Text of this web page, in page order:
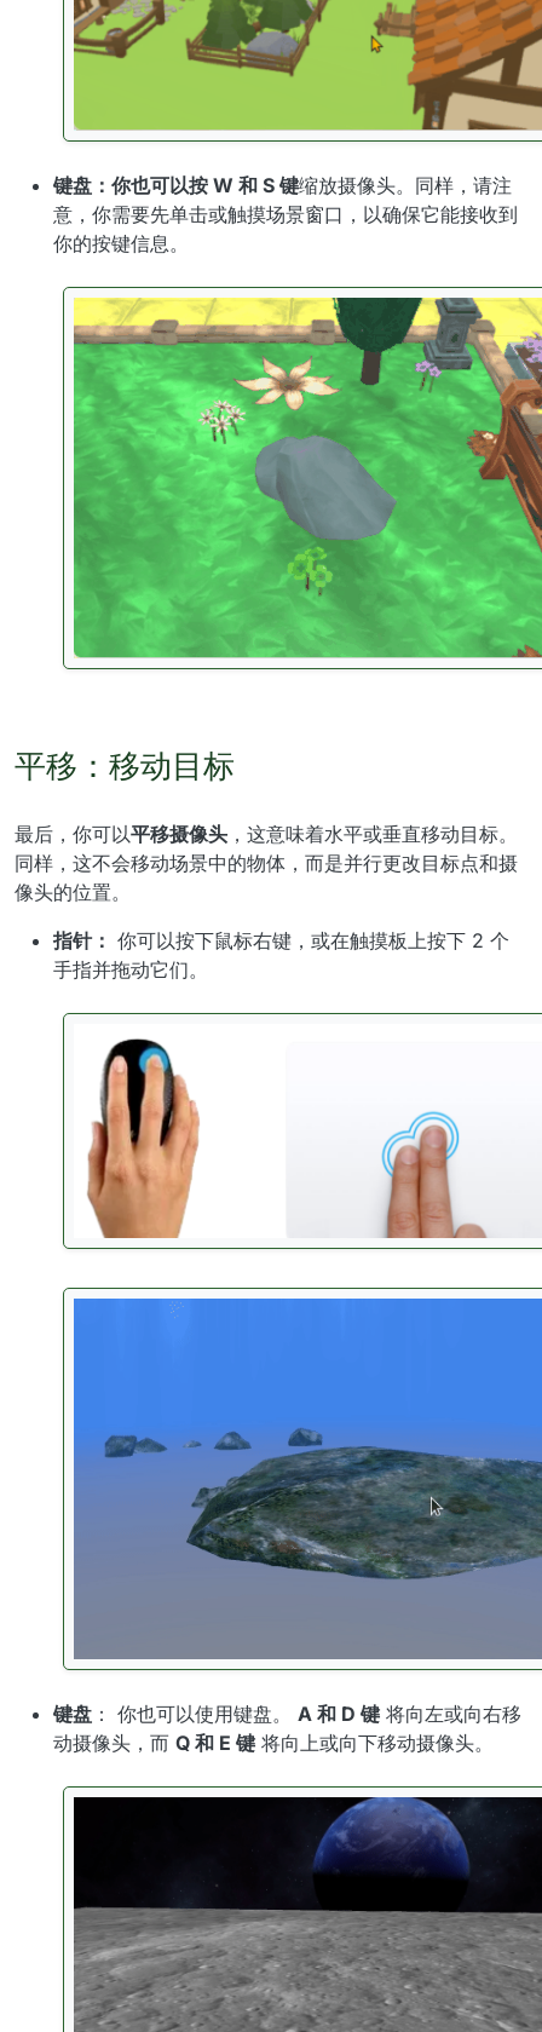
键盘： 你也可以按 W 和 S 键缩放摄像头。同样，请注
意，你需要先单击或触摸场景窗口，以确保它能接收到
你的按键信息。
平移：移动目标
最后，你可以平移摄像头 ，这意味着水平或垂直移动目标。
同样，这不会移动场景中的物体，而是并行更改目标点和摄
像头的位置。
指针： 你可以按下鼠标右键，或在触摸板上按下 2 个
手指并拖动它们。
键盘 ： 你也可以使用键盘。 A 和 D 键 将向左或向右移
动摄像头，而 Q 和 E 键 将向上或向下移动摄像头。